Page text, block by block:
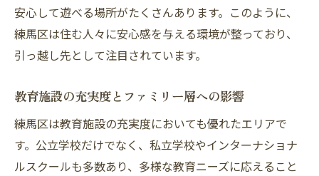
安心して遊べる場所がたくさんあります。このように、
練馬区は住む人々に安心感を与える環境が整っており、
引っ越し先として注目されています。
教育施設の充実度とファミリー層への影響
練馬区は教育施設の充実度においても優れたエリアで
す。公立学校だけでなく、私立学校やインターナショナ
ルスクールも多数あり、多様な教育ニーズに応えること